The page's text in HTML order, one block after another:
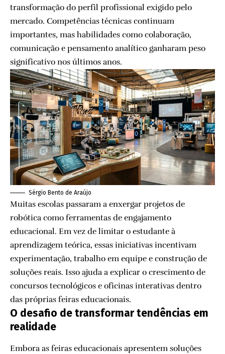
transformação do perfil profissional exigido pelo
mercado. Competências técnicas continuam
importantes, mas habilidades como colaboração,
comunicação e pensamento analítico ganharam peso
significativo nos últimos anos.
Sérgio Bento de Araújo
Muitas escolas passaram a enxergar projetos de
robótica como ferramentas de engajamento
educacional. Em vez de limitar o estudante à
aprendizagem teórica, essas iniciativas incentivam
experimentação, trabalho em equipe e construção de
soluções reais. Isso ajuda a explicar o crescimento de
concursos tecnológicos e oficinas interativas dentro
das próprias feiras educacionais.
O desafio de transformar tendências em
realidade
Embora as feiras educacionais apresentem soluções